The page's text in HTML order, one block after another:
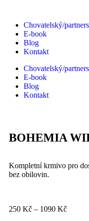
Chovatelský/
E-book
Blog
Kontakt
Chovatelský/
E-book
Blog
Kontakt
BOHEMIA
Kompletní krmivo pro
bez obilovin.
250 Kč – 1090 Kč